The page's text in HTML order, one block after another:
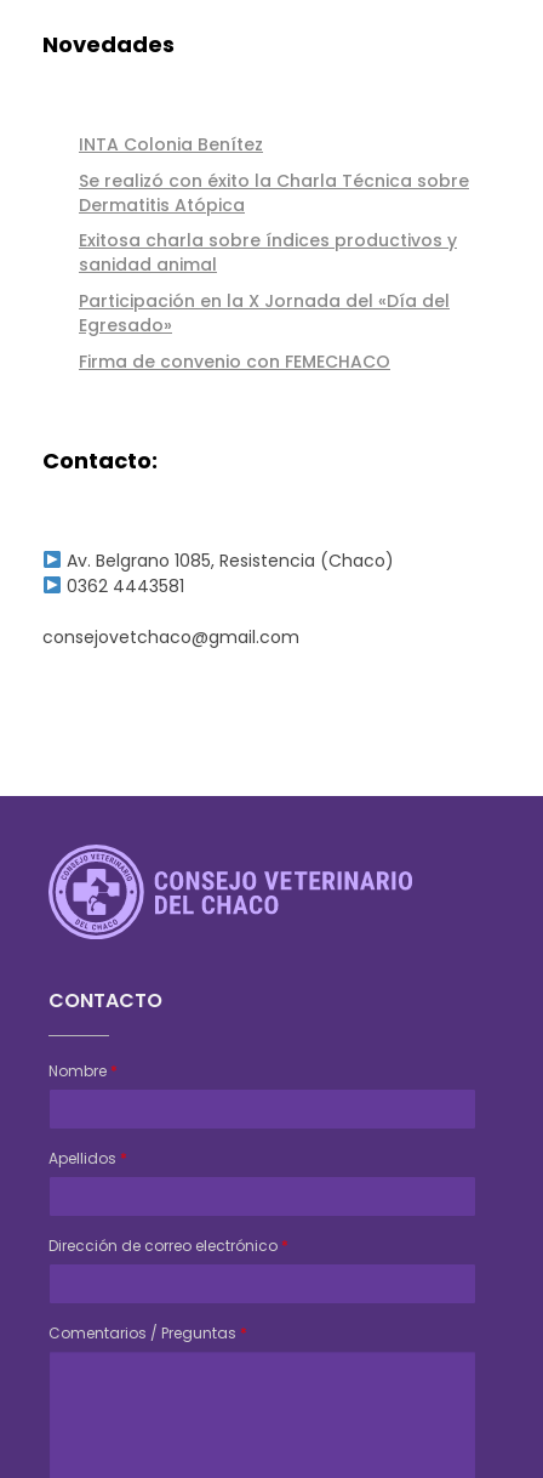
Novedades
INTA Colonia Benítez
Se realizó con éxito la Charla Técnica sobre
Dermatitis Atópica
Exitosa charla sobre índices productivos y
sanidad animal
Participación en la X Jornada del «Día del
Egresado»
Firma de convenio con FEMECHACO
Contacto:
Av. Belgrano 1085, Resistencia (Chaco)
0362 4443581
consejovetchaco@gmail.com
CONTACTO
Nombre *
Apellidos *
Dirección de correo electrónico *
Comentarios / Preguntas *